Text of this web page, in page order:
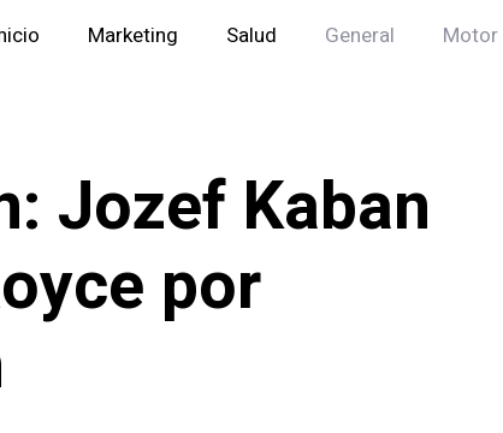
Marketing Salud General Motor
Jozef Kaban
por